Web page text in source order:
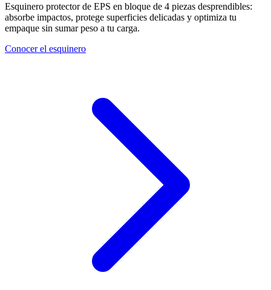
Esquinero protector de EPS en bloque de 4 piezas desprendibles:
absorbe impactos, protege superficies delicadas y optimiza tu
empaque sin sumar peso a tu carga.
Conocer el esquinero